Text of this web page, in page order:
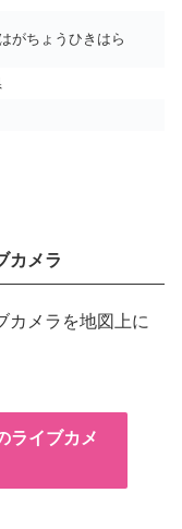
ちょうひきはら
カメラ
カメラを地図上に
ライブカメ